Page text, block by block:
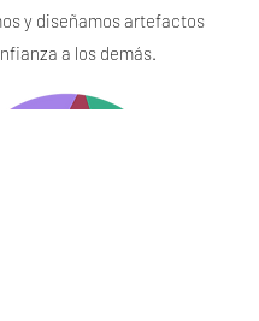
y diseñamos artefactos
a los demás.